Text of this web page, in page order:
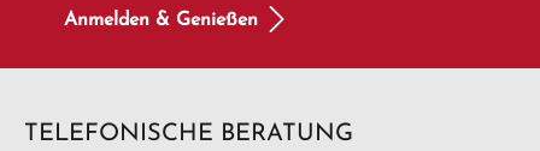
Anmelden & Genießen
TELEFONISCHE BERATUNG